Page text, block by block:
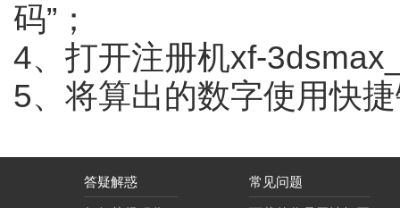
码”；
4、打开注册机xf-
5、将算出的数字使用快
答疑解惑 常见问题